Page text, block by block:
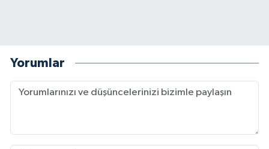
Yorumlar